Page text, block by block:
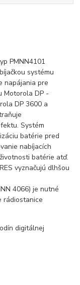
PMNN4101
systému
napájania pre
Motorola DP -
DP 3600 a
Systém
batérie pred
nabíjacích
batérie atď.
vyznačujú dlhšou
4066) je nutné
rádiostanice
digitálnej